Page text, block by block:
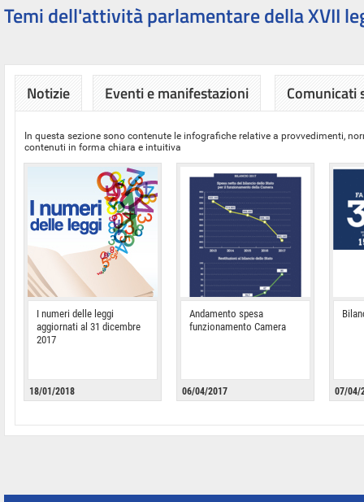
Temi dell'attività parlamentare della XVII
Notizie Eventi e manifestazioni Comunicati
In questa sezione sono contenute le infografiche relative a provvedimenti,
contenuti in forma chiara e intuitiva
I numeri delle leggi
aggiornati al 31 dicembre
2017
18/01/2018
Andamento spesa
funzionamento Camera
06/04/2017 07/04/